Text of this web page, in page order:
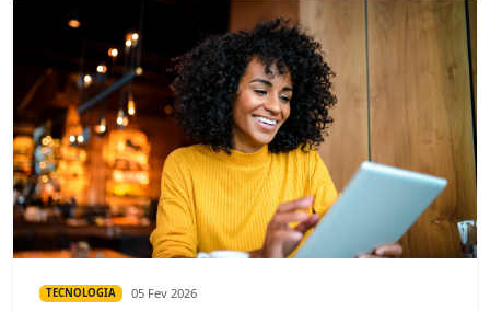
TECNOLOGIA 05 Fev 2026